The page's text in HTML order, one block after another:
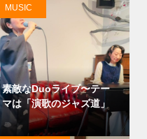
素敵なDuoライブ〜テー
マは「演歌のジャズ道」
MUSIC